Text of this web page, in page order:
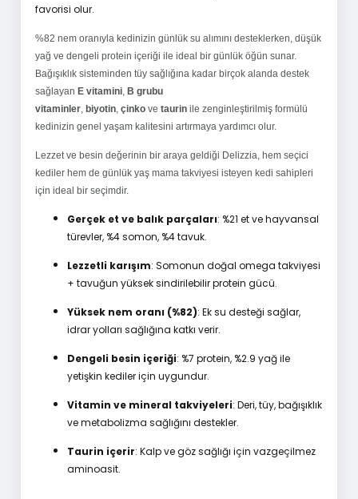
favorisi olur.
%82 nem oranıyla kedinizin günlük su alımını desteklerken, düşük
yağ ve dengeli protein içeriği ile ideal bir günlük öğün sunar.
Bağışıklık sisteminden tüy sağlığına kadar birçok alanda destek
sağlayan E vitamini, B grubu
vitaminler, biyotin, çinkove taurinile zenginleştirilmiş formülü
kedinizin genel yaşam kalitesini artırmaya yardımcı olur.
Lezzet ve besin değerinin bir araya geldiği Delizzia, hem seçici
kediler hem de günlük yaş mama takviyesi isteyen kedi sahipleri
için ideal bir seçimdir.
Gerçek et ve balık parçaları: %21 et ve hayvansal
türevler, %4 somon, %4 tavuk.
Lezzetli karışım: Somonun doğal omega takviyesi
+ tavuğun yüksek sindirilebilir protein gücü.
Yüksek nem oranı (%82): Ek su desteği sağlar,
idrar yolları sağlığına katkı verir.
Dengeli besin içeriği: %7 protein, %2.9 yağ ile
yetişkin kediler için uygundur.
Vitamin ve mineral takviyeleri: Deri, tüy, bağışıklık
ve metabolizma sağlığını destekler.
Taurin içerir: Kalp ve göz sağlığı için vazgeçilmez
aminoasit.